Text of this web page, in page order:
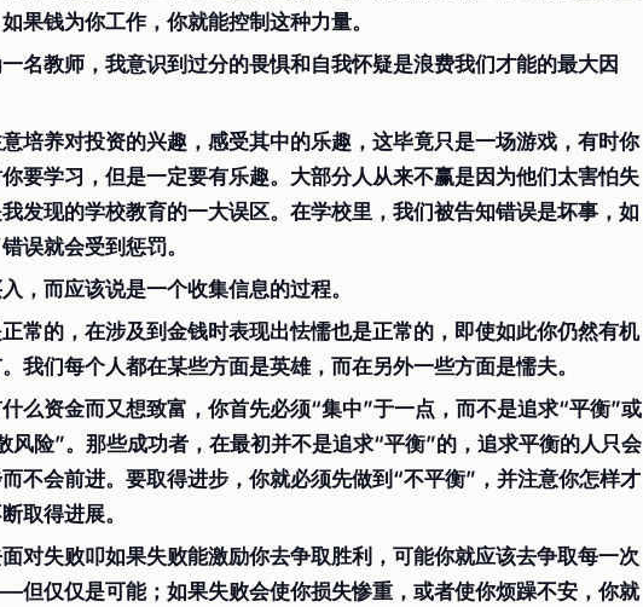
果钱为你工作，你就能控制这种力量。
名教师，我意识到过分的畏惧和自我怀疑是浪费我们才能的最大因
培养对投资的兴趣，感受其中的乐趣，这毕竟只是一场游戏，有时你
要学习，但是一定要有乐趣。大部分人从来不赢是因为他们太害怕失
发现的学校教育的一大误区。在学校里，我们被告知错误是坏事，如
误就会受到惩罚。
，而应该说是一个收集信息的过程。
常的，在涉及到金钱时表现出怯懦也是正常的，即使如此你仍然有机
我们每个人都在某些方面是英雄，而在另外一些方面是懦夫。
么资金而又想致富，你首先必须“集中”于一点，而不是追求“平衡”或
风险”。那些成功者，在最初并不是追求“平衡”的，追求平衡的人只会
不会前进。要取得进步，你就必须先做到“不平衡”，并注意你怎样才
取得进展。
对失败叩如果失败能激励你去争取胜利，可能你就应该去争取每一次
但仅仅是可能；如果失败会使你损失惨重，或者使你烦躁不安，你就